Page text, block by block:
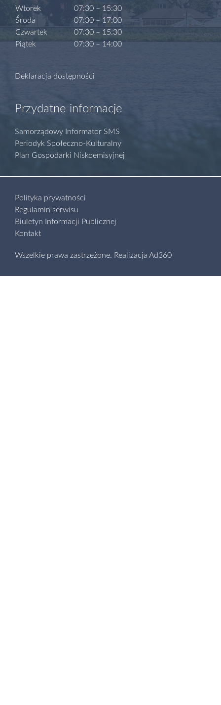
Wtorek
Środa
Czwartek
Piątek
07:30 – 15:30
07:30 – 17:00
07:30 – 15:30
07:30 – 14:00
Deklaracja dostępności
Przydatne informacje
Samorządowy Informator SMS
Periodyk Społeczno-Kulturalny
Plan Gospodarki Niskoemisyjnej
Polityka prywatności
Regulamin serwisu
Biuletyn Informacji Publicznej
Kontakt
Wszelkie prawa zastrzeżone. Realizacja Ad360